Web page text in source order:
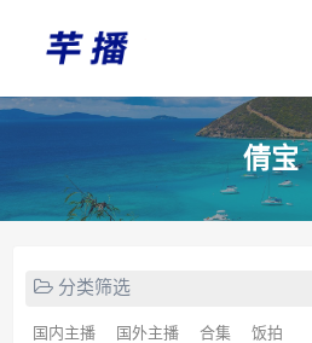
倩宝
分类筛选
国内主播 国外主播 合集 饭拍